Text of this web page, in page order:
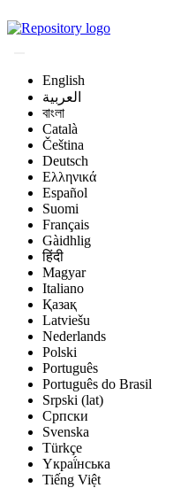
English
العربية
বাংলা
Català
Čeština
Deutsch
Ελληνικά
Español
Suomi
Français
Gàidhlig
हिंदी
Magyar
Italiano
Қазақ
Latviešu
Nederlands
Polski
Português
Português do Brasil
Srpski (lat)
Српски
Svenska
Türkçe
Yкраї́нська
Tiếng Việt